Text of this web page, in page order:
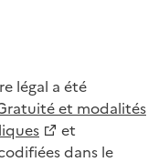
légal a été
et modalités
et
dans le